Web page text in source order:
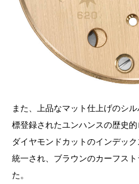
また、上品なマット仕上げのシ
標登録されたユンハンスの歴史的
ダイヤモンドカットのインデッ
統一され、ブラウンのカーフス
た。